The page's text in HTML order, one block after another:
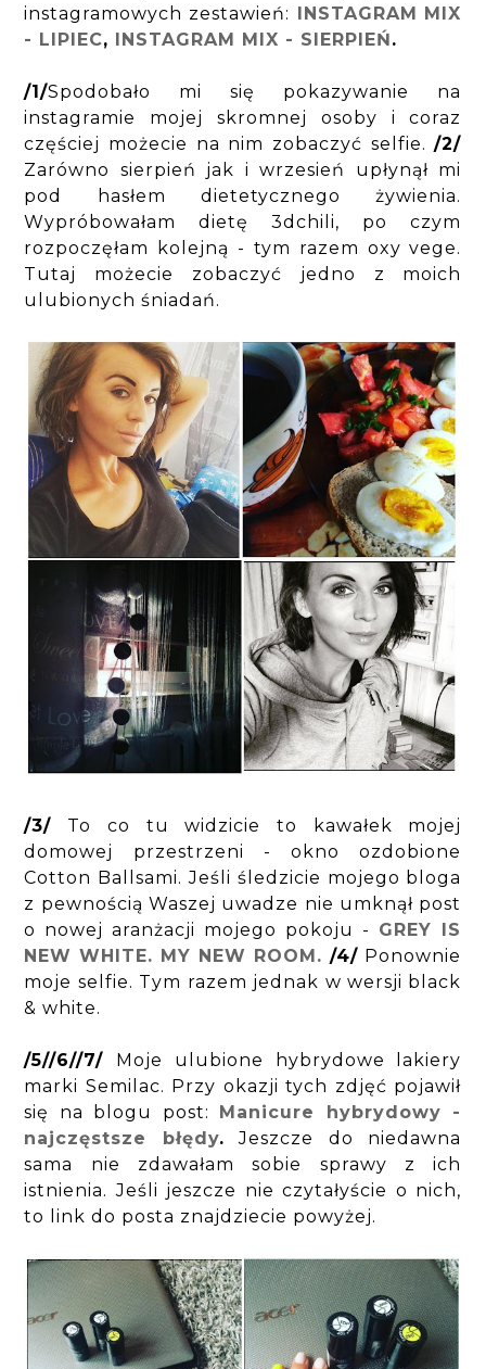
instagramowych zestawień: INSTAGRAM MIX
- LIPIEC, INSTAGRAM MIX - SIERPIEŃ.
/1/Spodobało mi się pokazywanie na
instagramie mojej skromnej osoby i coraz
częściej możecie na nim zobaczyć selfie./2/
Zarówno sierpień jak i wrzesień upłynął mi
pod hasłem dietetycznego żywienia.
Wypróbowałam dietę 3dchili, po czym
rozpoczęłam kolejną - tym razem oxy vege.
Tutaj możecie zobaczyć jedno z moich
ulubionych śniadań.
/3/ To co tu widzicie to kawałek mojej
domowej przestrzeni - okno ozdobione
Cotton Ballsami. Jeśli śledzicie mojego bloga
z pewnością Waszej uwadze nie umknął post
o nowej aranżacji mojego pokoju - GREY IS
NEW WHITE. MY NEW ROOM. /4/ Ponownie
moje selfie. Tym razem jednak w wersji black
& white.
/5//6//7/ Moje ulubione hybrydowe lakiery
marki Semilac. Przy okazji tych zdjęć pojawił
się na blogu post: Manicure hybrydowy -
najczęstsze błędy. Jeszcze do niedawna
sama nie zdawałam sobie sprawy z ich
istnienia. Jeśli jeszcze nie czytałyście o nich,
to link do posta znajdziecie powyżej.